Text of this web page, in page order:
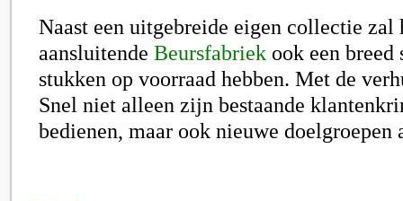
Naast een uitgebreide eigen collectie
aansluitende Beursfabriek ook een breed
stukken op voorraad hebben. Met de
Snel niet alleen zijn bestaande
bedienen, maar ook nieuwe doelgroepen